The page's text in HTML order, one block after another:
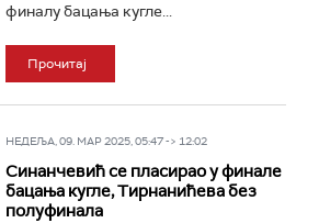
финалу бацања кугле...
Прочитај
НЕДЕЉА, 09. МАР 2025, 05:47 -> 12:02
Синанчевић се пласирао у финале
бацања кугле, Тирнанићева без
полуфинала